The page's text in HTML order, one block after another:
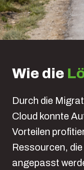
Wie die
Durch die
Cloud konnte
Vorteilen
Ressourcen,
angepasst